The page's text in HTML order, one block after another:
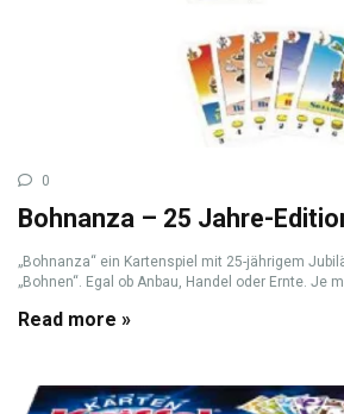
0
Bohnanza – 25 Jahre-
„Bohnanza“ ein Kartenspiel mit 25-jährigem
„Bohnen“. Egal ob Anbau, Handel oder Ernte. Je
Read more »